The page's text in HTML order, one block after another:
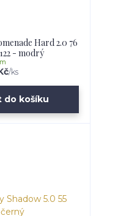
Hard 2.0 76
- modrý
/ks
do košíku